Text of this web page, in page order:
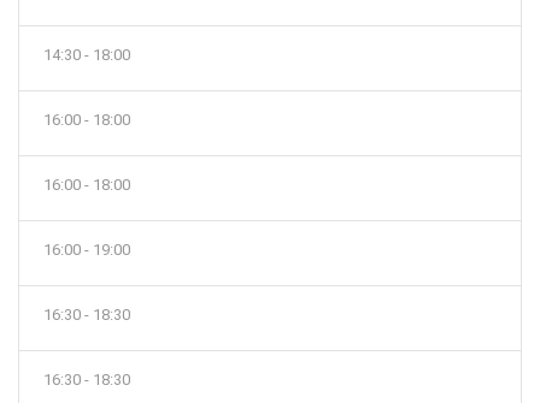
14:30 - 18:00
16:00 - 18:00
16:00 - 18:00
16:00 - 19:00
16:30 - 18:30
16:30 - 18:30